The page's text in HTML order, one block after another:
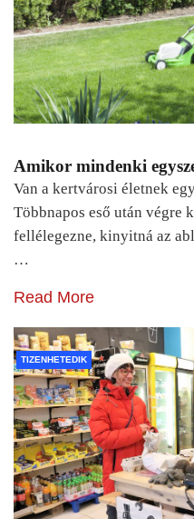
Amikor mindenki
Van a kertvárosi életnek
Többnapos eső után végre
fellélegezne, kinyitná az
…
Read More
TIZENHETEDIK